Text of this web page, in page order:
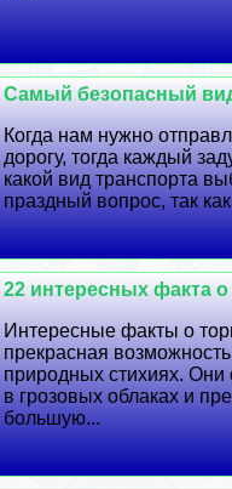
Самый безопасный
Когда нам нужно
дорогу, тогда каждый
какой вид трaнcпорта
праздный вопрос, так
22 интересных факта
Интересные факты о
прекрасная
природных стихиях.
в грозовых облаках и
большую...